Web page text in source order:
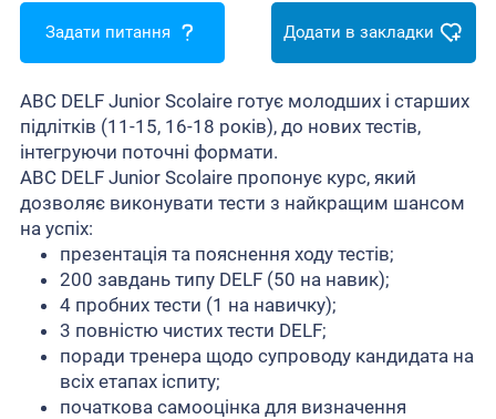
Задати питання Додати в закладки
ABC DELF Junior Scolaire готує молодших і старших
підлітків (11-15, 16-18 років), до нових тестів,
інтегруючи поточні формати.
ABC DELF Junior Scolaire пропонує курс, який
дозволяє виконувати тести з найкращим шансом
на успіх:
презентація та пояснення ходу тестів;
200 завдань типу DELF (50 на навик);
4 пробних тести (1 на навичку);
3 повністю чистих тести DELF;
поради тренера щодо супроводу кандидата на
всіх етапах іспиту;
початкова самооцінка для визначення